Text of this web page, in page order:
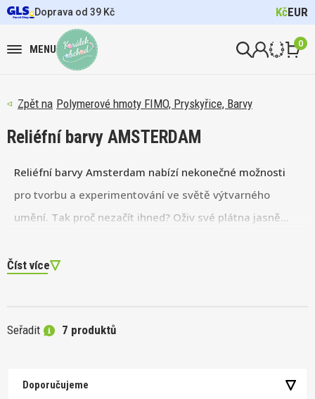
Doprava od 39 Kč KčEUR
MENU 0
Polymerové hmoty FIMO, Pryskyřice, Barvy
Reliéfní barvy AMSTERDAM
Reliéfní barvy Amsterdam nabízí nekonečné možnosti
pro tvorbu a experimentování ve světě výtvarného
umění. Tak proč nezačít ihned? Oživ své plátna jasně
přitáhnou pohledy a vyvolají obdiv. Tvé umění nikdy
Číst více
Seřadit 7 produktů
Doporučujeme